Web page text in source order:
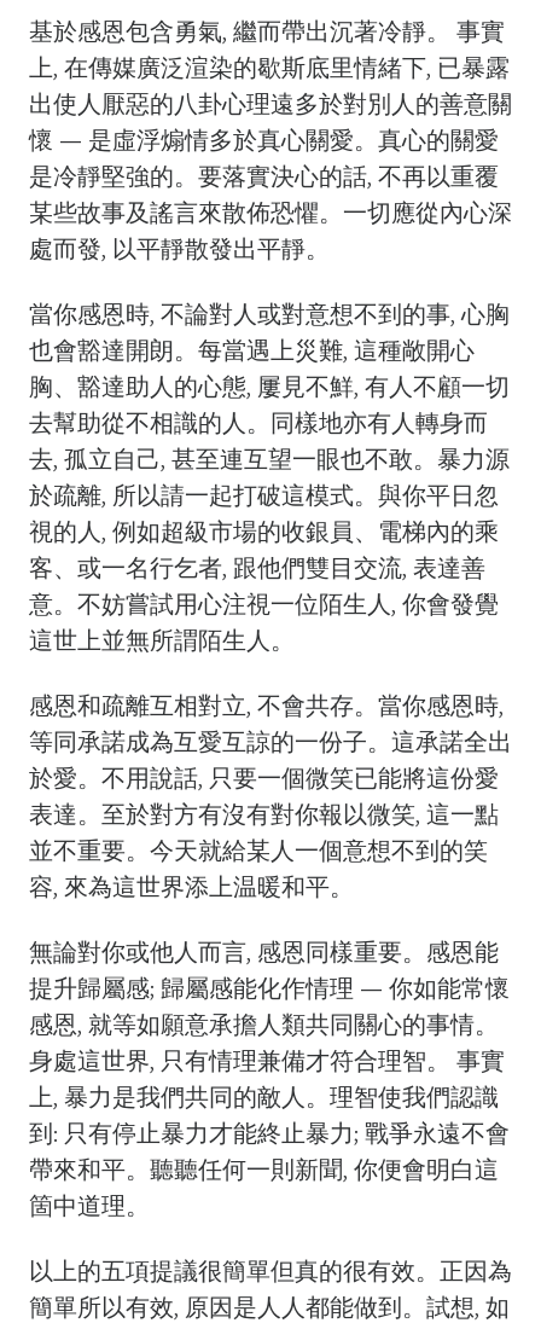
基於感恩包含勇氣, 繼而帶出沉著冷靜。 事實
上, 在傳媒廣泛渲染的歇斯底里情緒下, 已暴露
出使人厭惡的八卦心理遠多於對別人的善意關
懷 — 是虛浮煽情多於真心關愛。真心的關愛
是冷靜堅強的。要落實決心的話, 不再以重覆
某些故事及謠言來散佈恐懼。一切應從內心深
處而發, 以平靜散發出平靜。
當你感恩時, 不論對人或對意想不到的事, 心胸
也會豁達開朗。每當遇上災難, 這種敞開心
胸、豁達助人的心態, 屢見不鮮, 有人不顧一切
去幫助從不相識的人。同樣地亦有人轉身而
去, 孤立自己, 甚至連互望一眼也不敢。暴力源
於疏離, 所以請一起打破這模式。與你平日忽
視的人, 例如超級市場的收銀員、電梯內的乘
客、或一名行乞者, 跟他們雙目交流, 表達善
意。不妨嘗試用心注視一位陌生人, 你會發覺
這世上並無所謂陌生人。
感恩和疏離互相對立, 不會共存。當你感恩時,
等同承諾成為互愛互諒的一份子。這承諾全出
於愛。不用說話, 只要一個微笑已能將這份愛
表達。至於對方有沒有對你報以微笑, 這一點
並不重要。今天就給某人一個意想不到的笑
容, 來為這世界添上温暖和平。
無論對你或他人而言, 感恩同樣重要。感恩能
提升歸屬感; 歸屬感能化作情理 — 你如能常懷
感恩, 就等如願意承擔人類共同關心的事情。
身處這世界, 只有情理兼備才符合理智。 事實
上, 暴力是我們共同的敵人。理智使我們認識
到: 只有停止暴力才能終止暴力; 戰爭永遠不會
帶來和平。聽聽任何一則新聞, 你便會明白這
箇中道理。
以上的五項提議很簡單但真的很有效。正因為
簡單所以有效, 原因是人人都能做到。試想, 如